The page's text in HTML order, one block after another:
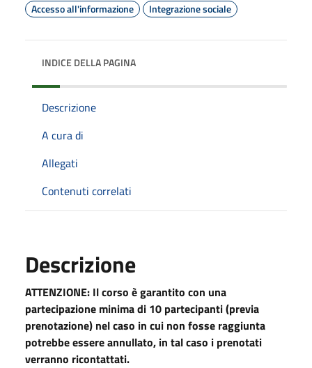
Accesso all'informazione
Integrazione sociale
INDICE DELLA PAGINA
Descrizione
A cura di
Allegati
Contenuti correlati
Descrizione
ATTENZIONE: Il corso è garantito con una
partecipazione minima di 10 partecipanti (previa
prenotazione) nel caso in cui non fosse raggiunta
potrebbe essere annullato, in tal caso i prenotati
verranno ricontattati.